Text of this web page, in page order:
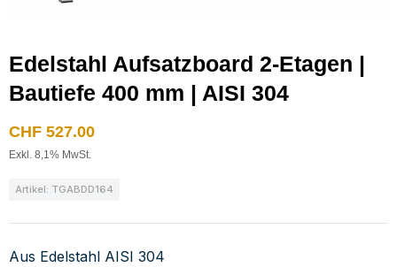
Edelstahl Aufsatzboard 2-Etagen |
Bautiefe 400 mm | AISI 304
CHF 527.00
Exkl. 8,1% MwSt.
Artikel: TGABDD164
Aus Edelstahl AISI 304